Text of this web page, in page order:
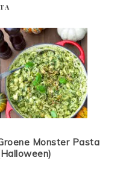
Monster Pasta